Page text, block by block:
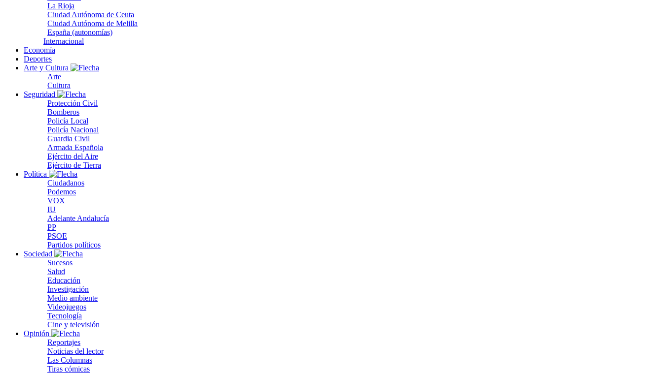
La Rioja
Ciudad Autónoma de Ceuta
Ciudad Autónoma de Melilla
España (autonomías)
Internacional
Economía
Deportes
Arte y Cultura
Arte
Cultura
Seguridad
Protección Civil
Bomberos
Policía Local
Policía Nacional
Guardia Civil
Armada Española
Ejército del Aire
Ejército de Tierra
Política
Ciudadanos
Podemos
VOX
IU
Adelante Andalucía
PP
PSOE
Partidos políticos
Sociedad
Sucesos
Salud
Educación
Investigación
Medio ambiente
Videojuegos
Tecnología
Cine y televisión
Opinión
Reportajes
Noticias del lector
Las Columnas
Tiras cómicas